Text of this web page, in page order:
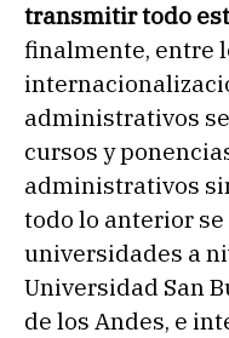
transmitir todo
finalmente, entre
administrativos
cursos y
administrativos
todo lo anterior
universidades a
Universidad San
de los Andes, e